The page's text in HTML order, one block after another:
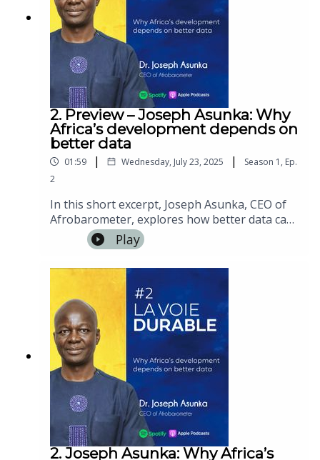
2. Preview – Joseph Asunka: Why
Africa’s development depends on
better data
01:59 | Wednesday, July 23, 2025 | Season 1 , Ep.
2
In this short excerpt, Joseph Asunka, CEO of
Afrobarometer, explores how better data can
empower Africa to shape its own development
— based on facts, not assumptions.
Play
2. Joseph Asunka: Why Africa’s